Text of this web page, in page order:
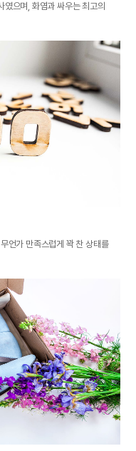
으며, 화염과 싸우는 최고의
언가 만족스럽게 꽉 찬 상태를